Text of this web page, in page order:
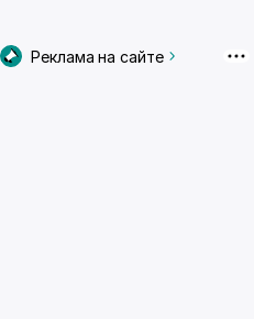
Реклама на сайте